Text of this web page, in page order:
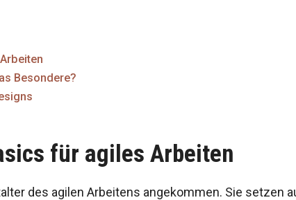
Besondere?
für agiles Arbeiten
des agilen Arbeitens angekommen. Sie setzen